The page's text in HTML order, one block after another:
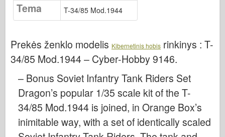
Eskadrono signalas
Tankpower
Waffen-Arsenalas
Maquettes (maquettes)
Akademija
Ace modeliai
AFV klubas
Tema
T-34/85 Mod.1944
Prekės ženklo modelis Kibernetinis hobis rinkinys : T-
34/85 Mod.1944 – Cyber-Hobby 9146.
– Bonus Soviet Infantry Tank Riders Set
Dragon’s popular 1/35 scale kit of the T-
34/85 Mod.1944 is joined, in Orange Box’s
inimitable way, with a set of identically scaled